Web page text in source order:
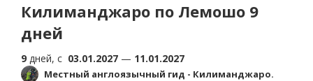
Килиманджаро по Лемошо 9
дней
9 дней, c 03.01.2027 — 11.01.2027
Местный англоязычный гид - Килиманджаро.